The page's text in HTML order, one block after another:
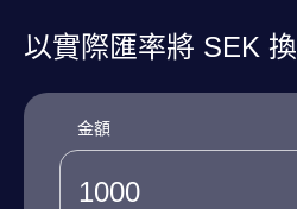
以實際匯率將 SEK
金額